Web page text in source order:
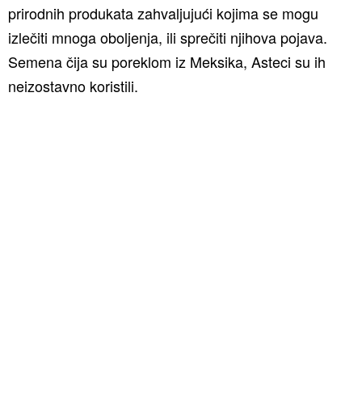
prirodnih produkata zahvaljujući kojima se mogu
izlečiti mnoga oboljenja, ili sprečiti njihova pojava.
Semena čija su poreklom iz Meksika, Asteci su ih
neizostavno koristili.